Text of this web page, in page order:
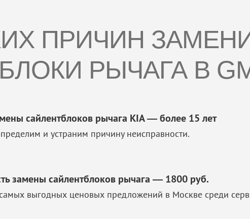
ПРИЧИН
РЫЧАГА В
сайлентблоков рычага KIA — более 15 лет
и устраним причину неисправности.
замены сайлентблоков рычага — 1800 руб.
выгодных ценовых предложений в Москве среди